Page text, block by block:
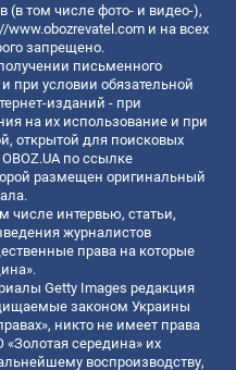
том числе фото- и видео-),
www.obozrevatel.com и на всех
запрещено.
письменного
при условии обязательной
изданий - при
на их использование и при
открытой для поисковых
по ссылке
размещен оригинальный
числе интервью, статьи,
журналистов
права на которые
Getty Images редакция
законом Украины
никто не имеет права
середина» их
воспроизводству,